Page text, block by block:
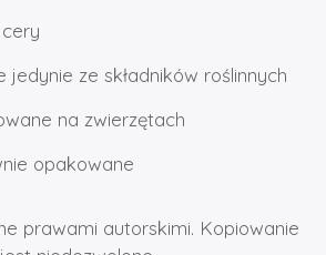
jedynie ze składników roślinnych
na zwierzętach
opakowane
prawami autorskimi. Kopiowanie